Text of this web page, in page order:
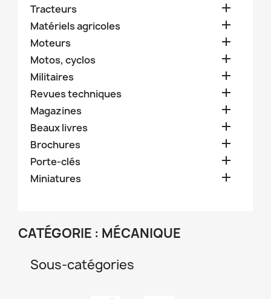
Tracteurs 
Matériels agricoles 
Moteurs 
Motos, cyclos 
Militaires 
Revues techniques 
Magazines 
Beaux livres 
Brochures 
Porte-clés 
Miniatures 
CATÉGORIE : MÉCANIQUE
Sous-catégories